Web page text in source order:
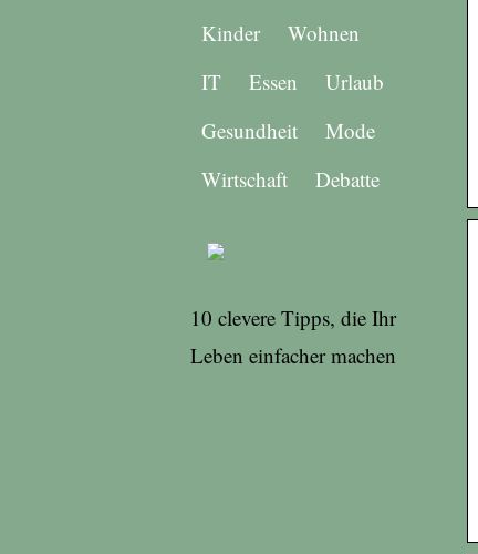
Kinder
Wohnen
IT
Essen
Urlaub
Gesundheit
Mode
Wirtschaft
Debatte
10 clevere Tipps, die Ihr
Leben einfacher machen